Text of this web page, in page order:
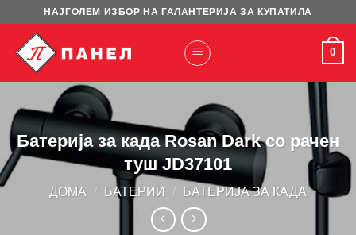
content
НАЈГОЛЕМ ИЗБОР НА ГАЛАНТЕРИЈА ЗА КУПАТИЛА
0
Батерија за када Rosan Dark со рачен
туш JD37101
ДОМА / БАТЕРИИ / БАТЕРИЈА ЗА КАДА